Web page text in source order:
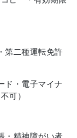
第二種運転免許
ド・電子マイナ
可）